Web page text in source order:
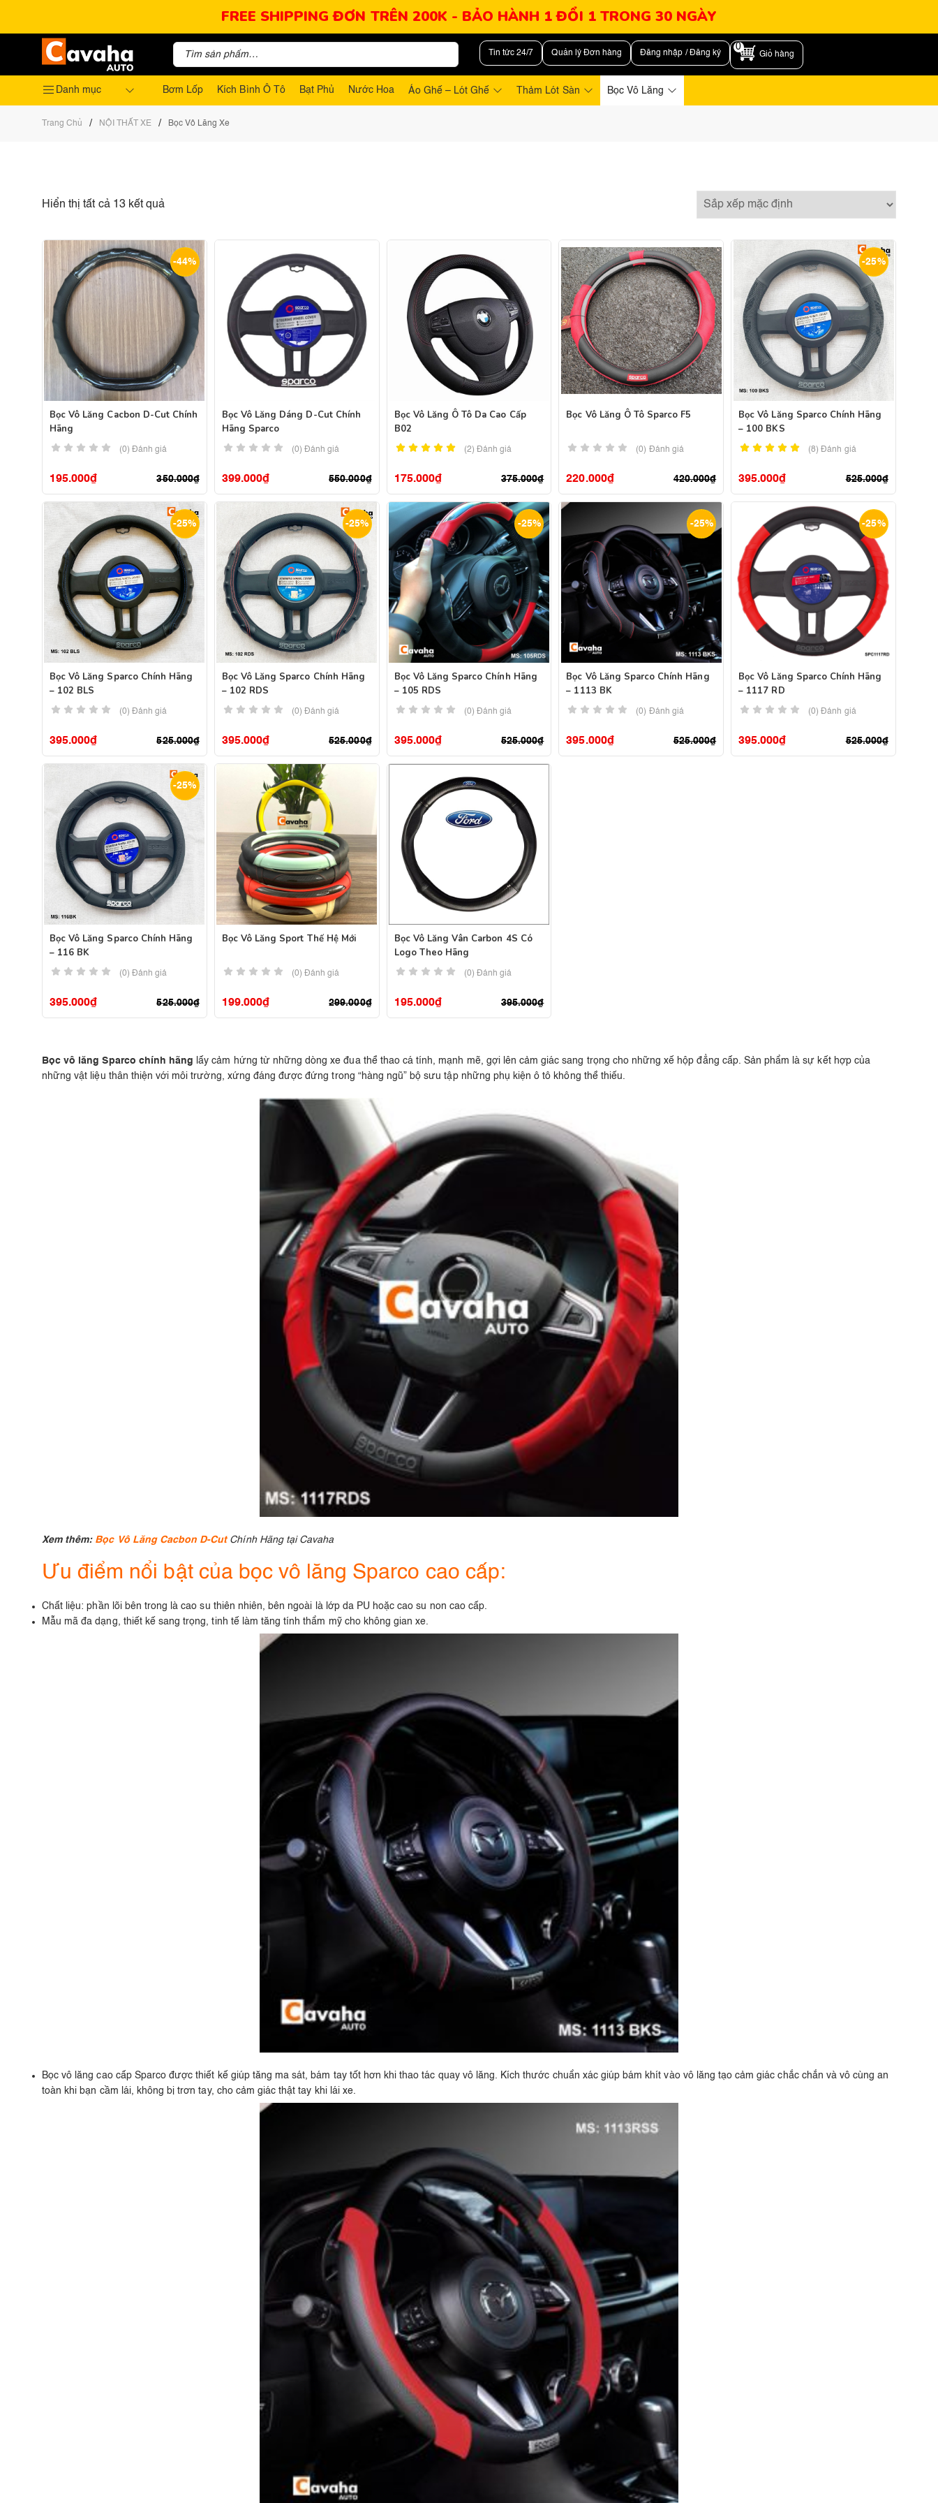
FREE SHIPPING ĐƠN TRÊN 200K - BẢO HÀNH 1 ĐỔI 1 TRONG 30 NGÀY
Tin tức 24/7 Quản lý Đơn hàng Đăng nhập / Đăng ký
0
Giỏ hàng
Danh mục Bơm Lốp Kích Bình Ô Tô Bạt Phủ Nước Hoa Áo Ghế – Lót Ghế Thảm Lót Sàn Bọc Vô Lăng
Trang Chủ / NỘI THẤT XE / Bọc Vô Lăng Xe
Hiển thị tất cả 13 kết quả
Bọc vô lăng Sparco chính hãng lấy cảm hứng từ những dòng xe đua thể thao cá tính, mạnh mẽ, gợi lên cảm giác sang trọng cho những xế hộp đẳng cấp. Sản phẩm là sự kết hợp của
những vật liệu thân thiện với môi trường, xứng đáng được đứng trong “hàng ngũ” bộ sưu tập những phụ kiện ô tô không thể thiếu.
Xem thêm: Bọc Vô Lăng Cacbon D-CutChính Hãng tại Cavaha
Ưu điểm nổi bật của bọc vô lăng Sparco cao cấp:
Chất liệu: phần lõi bên trong là cao su thiên nhiên, bên ngoài là lớp da PU hoặc cao su non cao cấp.
Mẫu mã đa dạng, thiết kế sang trọng, tinh tế làm tăng tính thẩm mỹ cho không gian xe.
Bọc vô lăng cao cấp Sparco được thiết kế giúp tăng ma sát, bám tay tốt hơn khi thao tác quay vô lăng. Kích thước chuẩn xác giúp bám khít vào vô lăng tạo cảm giác chắc chắn và vô cùng an
toàn khi bạn cầm lái, không bị trơn tay, cho cảm giác thật tay khi lái xe.
-44%
Bọc Vô Lăng Cacbon D-Cut Chính
Hãng
(0) Đánh giá
350.000₫
195.000₫
Bọc Vô Lăng Dáng D-Cut Chính
Hãng Sparco
(0) Đánh giá
550.000₫
399.000₫
Bọc Vô Lăng Ô Tô Da Cao Cấp
B02
(2) Đánh giá
375.000₫
175.000₫
Bọc Vô Lăng Ô Tô Sparco F5
(0) Đánh giá
420.000₫
220.000₫
-25%
Bọc Vô Lăng Sparco Chính Hãng
– 100 BKS
(8)Đánh giá
525.000₫
395.000₫
-25%
Bọc Vô Lăng Sparco Chính Hãng
– 102 BLS
(0) Đánh giá
525.000₫
395.000₫
-25%
Bọc Vô Lăng Sparco Chính Hãng
– 102 RDS
(0) Đánh giá
525.000₫
395.000₫
-25%
Bọc Vô Lăng Sparco Chính Hãng
– 105 RDS
(0) Đánh giá
525.000₫
395.000₫
-25%
Bọc Vô Lăng Sparco Chính Hãng
– 1113 BK
(0) Đánh giá
525.000₫
395.000₫
-25%
Bọc Vô Lăng Sparco Chính Hãng
– 1117 RD
(0) Đánh giá
525.000₫
395.000₫
-25%
Bọc Vô Lăng Sparco Chính Hãng
– 116 BK
(0) Đánh giá
525.000₫
395.000₫
Bọc Vô Lăng Sport Thế Hệ Mới
(0) Đánh giá
299.000₫
199.000₫
Bọc Vô Lăng Vân Carbon 4S Có
Logo Theo Hãng
(0) Đánh giá
395.000₫
195.000₫